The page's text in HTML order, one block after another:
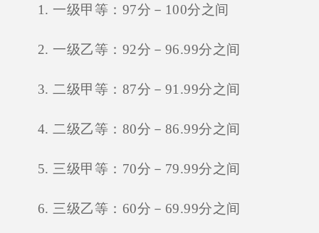
1. 一级甲等：97分－100分之间
2. 一级乙等：92分－96.99分之间
3. 二级甲等：87分－91.99分之间
4. 二级乙等：80分－86.99分之间
5. 三级甲等：70分－79.99分之间
6. 三级乙等：60分－69.99分之间